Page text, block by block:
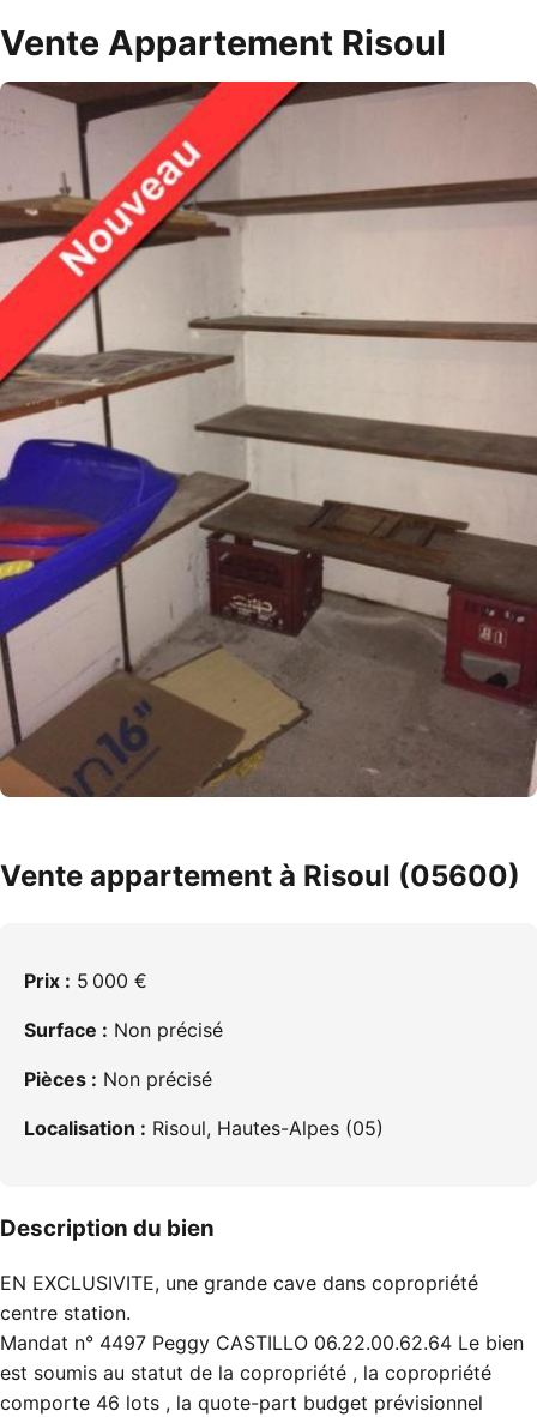
Vente Appartement Risoul
Vente appartement à Risoul (05600)
Prix : 5 000 €
Surface : Non précisé
Pièces : Non précisé
Localisation : Risoul, Hautes-Alpes (05)
Description du bien
EN EXCLUSIVITE, une grande cave dans copropriété
centre station.
Mandat n° 4497 Peggy CASTILLO 06.22.00.62.64 Le bien
est soumis au statut de la copropriété , la copropriété
comporte 46 lots , la quote-part budget prévisionnel